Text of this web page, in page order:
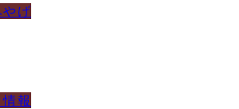
げ
報